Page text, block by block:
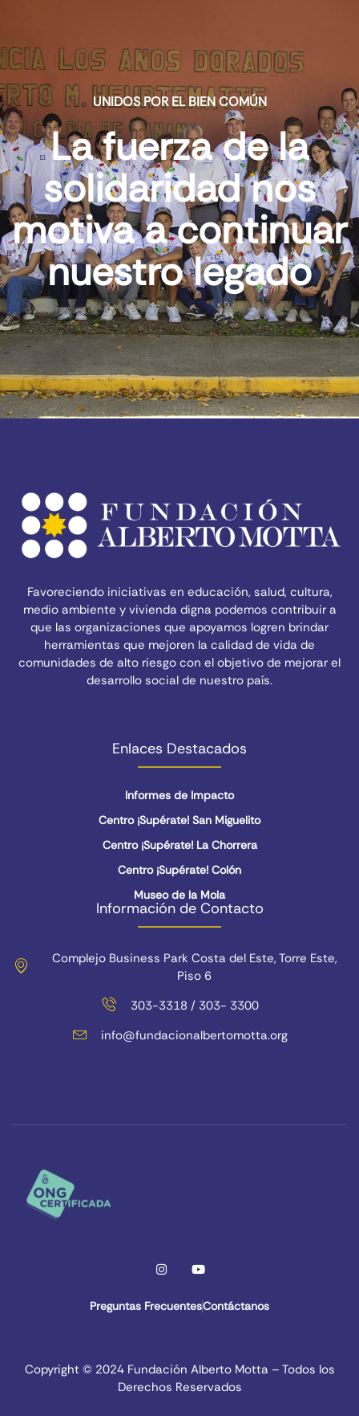
UNIDOS POR EL BIEN COMÚN
La fuerza de la
solidaridad nos
motiva a continuar
nuestro legado
Favoreciendo iniciativas en educación, salud, cultura,
medio ambiente y vivienda digna podemos contribuir a
que las organizaciones que apoyamos logren brindar
herramientas que mejoren la calidad de vida de
comunidades de alto riesgo con el objetivo de mejorar el
desarrollo social de nuestro país.
Enlaces Destacados
Informes de Impacto
Centro ¡Supérate! San Miguelito
Centro ¡Supérate! La Chorrera
Centro ¡Supérate! Colón
Museo de la Mola
Información de Contacto
Complejo Business Park Costa del Este, Torre Este,
Piso 6
303-3318 / 303- 3300
info@fundacionalbertomotta.org
Preguntas FrecuentesContáctanos
Copyright © 2024 Fundación Alberto Motta – Todos los
Derechos Reservados